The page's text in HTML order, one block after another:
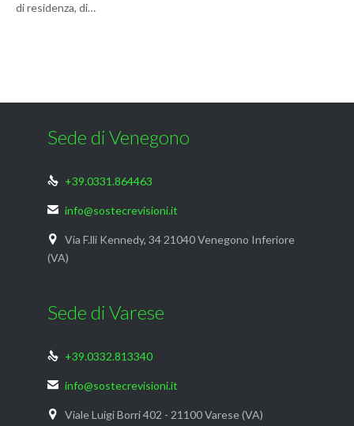
di residenza, di…
Sede di Venegono
 +39.0331.864463
 info@sostecrevisioni.it

Via F.lli Kennedy, 34 21040 Venegono Inferiore
(VA)
Sede di Varese
 +39.0332.813340
 info@sostecrevisioni.it
 Viale Luigi Borri 402 - 21100 Varese (VA)